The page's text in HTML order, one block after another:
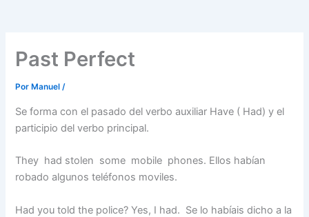
Past Perfect
Por Manuel/
Se forma con el pasado del verbo auxiliar Have ( Had) y el
participio del verbo principal.
They had stolen some mobile phones. Ellos habían
robado algunos teléfonos moviles.
Had you told the police? Yes, I had. Se lo habíais dicho a la